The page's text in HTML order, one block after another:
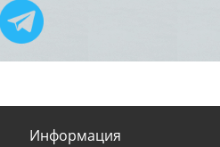
Информация